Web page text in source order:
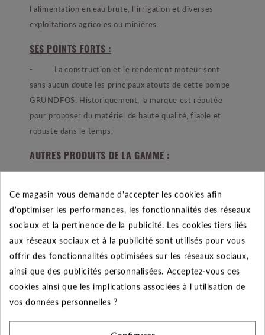
l'alimentation en eau brute, l'irrigation et diverses
exploitations agricoles ou minières.
SES POINTS FORTS :
- La construction et le rendement moteur sont
sans aucun doute les principaux atouts de cette pompe
GRUNDFOS. Historiquement, la marque est réputée
pour proposer du matériel de haute qualité, fiable et
robuste dans le temps.
AUTRES PRODUITS DE LA GAMME :
- La gamme de pompes de forage SP est vaste, un
large choix de pompes en versions monophasées et
triphasées aux capacités hydrauliques variées.
AUTRES ACCESSOIRES :
- La pompe est livrée avec une amorce de câble et
SANS coffret de démarrage pour les moteurs
monophasés. Il est donc nécessaire de prendre un
coffret de démarrage avec cette pompe ainsi qu'une
Ce magasin vous demande d'accepter les cookies afin
d'optimiser les performances, les fonctionnalités des réseaux
sociaux et la pertinence de la publicité. Les cookies tiers liés
aux réseaux sociaux et à la publicité sont utilisés pour vous
offrir des fonctionnalités optimisées sur les réseaux sociaux,
ainsi que des publicités personnalisées. Acceptez-vous ces
cookies ainsi que les implications associées à l'utilisation de
vos données personnelles ?